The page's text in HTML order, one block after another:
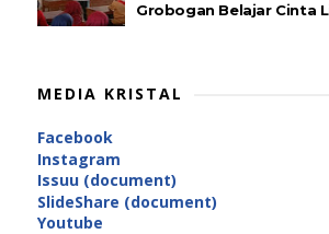
Grobogan Belajar Cinta
MEDIA KRISTAL
Facebook
Instagram
Issuu (document)
SlideShare (document)
Youtube